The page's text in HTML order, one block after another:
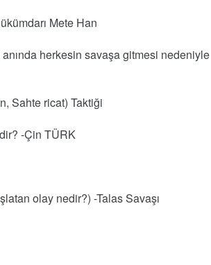
Mete Han
herkesin savaşa gitmesi nedeniyle
Sahte ricat) Taktiği
-Çin TÜRK
olay nedir?) -Talas Savaşı